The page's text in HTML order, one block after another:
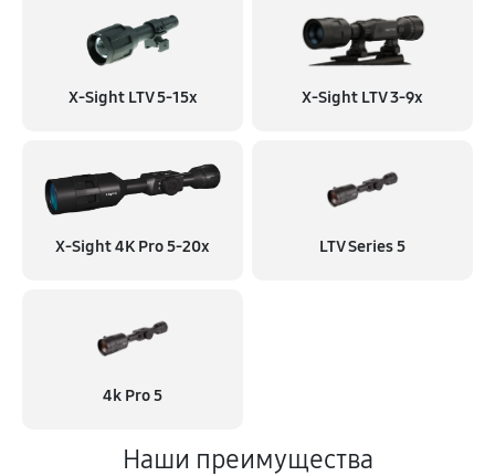
X-Sight LTV 5-15x X-Sight LTV 3-9x
X-Sight 4K Pro 5-20x LTV Series 5
4k Pro 5
Наши преимущества